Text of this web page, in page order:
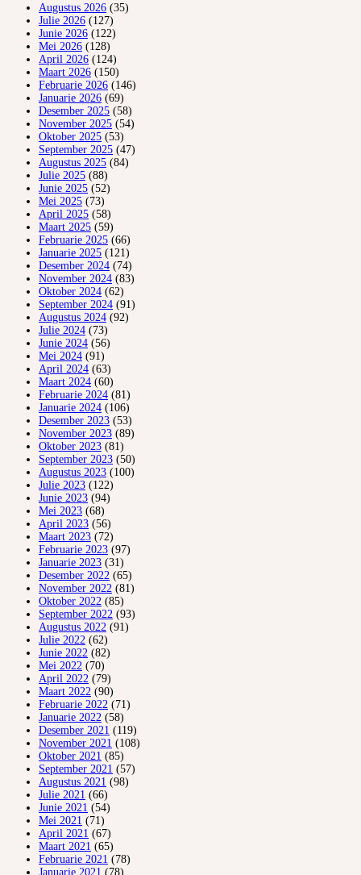
Augustus 2026 (35)
Julie 2026 (127)
Junie 2026 (122)
Mei 2026 (128)
April 2026 (124)
Maart 2026 (150)
Februarie 2026 (146)
Januarie 2026 (69)
Desember 2025 (58)
November 2025 (54)
Oktober 2025 (53)
September 2025 (47)
Augustus 2025 (84)
Julie 2025 (88)
Junie 2025 (52)
Mei 2025 (73)
April 2025 (58)
Maart 2025 (59)
Februarie 2025 (66)
Januarie 2025 (121)
Desember 2024 (74)
November 2024 (83)
Oktober 2024 (62)
September 2024 (91)
Augustus 2024 (92)
Julie 2024 (73)
Junie 2024 (56)
Mei 2024 (91)
April 2024 (63)
Maart 2024 (60)
Februarie 2024 (81)
Januarie 2024 (106)
Desember 2023 (53)
November 2023 (89)
Oktober 2023 (81)
September 2023 (50)
Augustus 2023 (100)
Julie 2023 (122)
Junie 2023 (94)
Mei 2023 (68)
April 2023 (56)
Maart 2023 (72)
Februarie 2023 (97)
Januarie 2023 (31)
Desember 2022 (65)
November 2022 (81)
Oktober 2022 (85)
September 2022 (93)
Augustus 2022 (91)
Julie 2022 (62)
Junie 2022 (82)
Mei 2022 (70)
April 2022 (79)
Maart 2022 (90)
Februarie 2022 (71)
Januarie 2022 (58)
Desember 2021 (119)
November 2021 (108)
Oktober 2021 (85)
September 2021 (57)
Augustus 2021 (98)
Julie 2021 (66)
Junie 2021 (54)
Mei 2021 (71)
April 2021 (67)
Maart 2021 (65)
Februarie 2021 (78)
Januarie 2021 (78)